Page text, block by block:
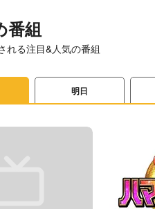
番組
れる注目&人気の番組
明日